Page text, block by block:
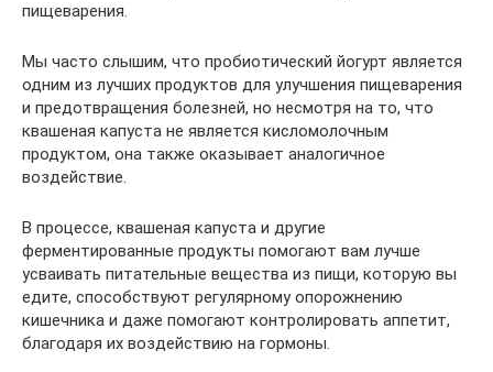
пищеварения.
Мы часто слышим, что пробиотический йогурт является
одним из лучших продуктов для улучшения пищеварения
и предотвращения болезней, но несмотря на то, что
квашеная капуста не является кисломолочным
продуктом, она также оказывает аналогичное
воздействие.
В процессе, квашеная капуста и другие
ферментированные продукты помогают вам лучше
усваивать питательные вещества из пищи, которую вы
едите, способствуют регулярному опорожнению
кишечника и даже помогают контролировать аппетит,
благодаря их воздействию на гормоны.